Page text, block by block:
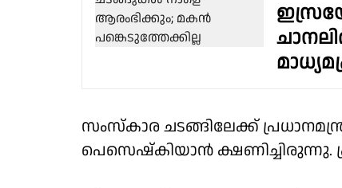
സംസ്‌കാര ചടങ്ങിലേക്ക്
പെസെഷ്‌കിയാന്‍ ക്ഷണിച്ചിരുന്നു.